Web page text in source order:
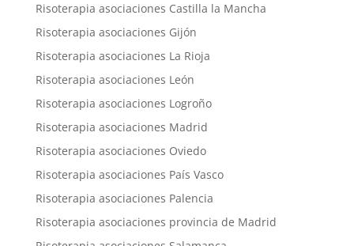
Risoterapia asociaciones Castilla la Mancha
Risoterapia asociaciones Gijón
Risoterapia asociaciones La Rioja
Risoterapia asociaciones León
Risoterapia asociaciones Logroño
Risoterapia asociaciones Madrid
Risoterapia asociaciones Oviedo
Risoterapia asociaciones País Vasco
Risoterapia asociaciones Palencia
Risoterapia asociaciones provincia de Madrid